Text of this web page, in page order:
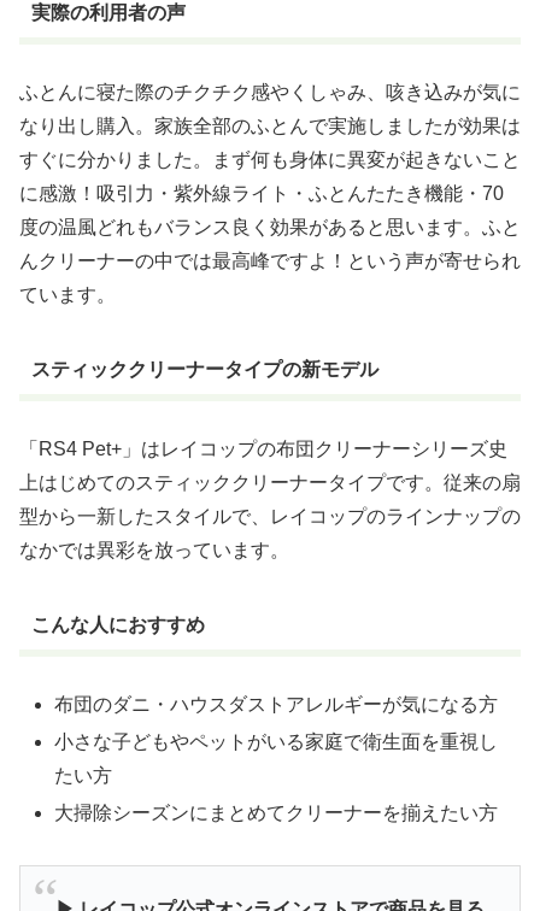
実際の利用者の声
ふとんに寝た際のチクチク感やくしゃみ、咳き込みが気に
なり出し購入。家族全部のふとんで実施しましたが効果は
すぐに分かりました。まず何も身体に異変が起きないこと
に感激！吸引力・紫外線ライト・ふとんたたき機能・70
度の温風どれもバランス良く効果があると思います。ふと
んクリーナーの中では最高峰ですよ！という声が寄せられ
ています。
スティッククリーナータイプの新モデル
「RS4 Pet+」はレイコップの布団クリーナーシリーズ史
上はじめてのスティッククリーナータイプです。従来の扇
型から一新したスタイルで、レイコップのラインナップの
なかでは異彩を放っています。
こんな人におすすめ
布団のダニ・ハウスダストアレルギーが気になる方
小さな子どもやペットがいる家庭で衛生面を重視し
たい方
大掃除シーズンにまとめてクリーナーを揃えたい方